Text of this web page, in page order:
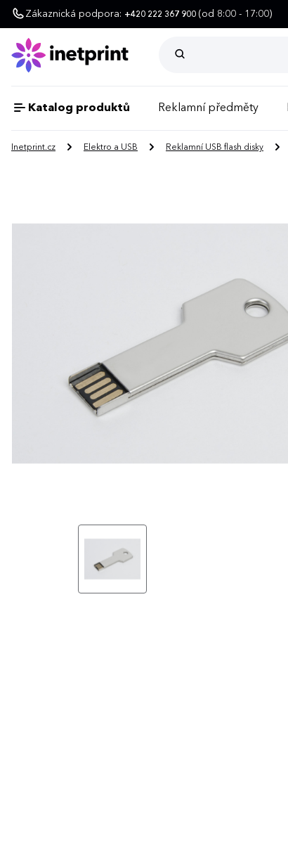
Zákaznická podpora: +420 222 367 900 (od 8:00 - 17:00)
Katalog produktů Reklamní předměty
Inetprint.cz Elektro a USB Reklamní USB flash disky